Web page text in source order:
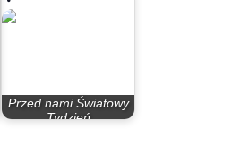
Przed nami Światowy
Tydzień